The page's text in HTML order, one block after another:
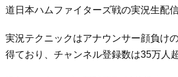
道日本ハムファイターズ戦の実況生配信
実況テクニックはアナウンサー顔負け
得ており、チャンネル登録数は35万人超